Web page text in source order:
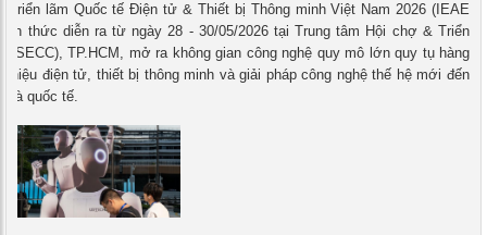
Triển lãm Quốc tế Điện tử & Thiết bị Thông minh Việt Nam 2026 (IEAE
thức diễn ra từ ngày 28 - 30/05/2026 tại Trung tâm Hội chợ & Triển
(SECC), TP.HCM, mở ra không gian công nghệ quy mô lớn quy tụ hàng
hiệu điện tử, thiết bị thông minh và giải pháp công nghệ thế hệ mới đến
và quốc tế.